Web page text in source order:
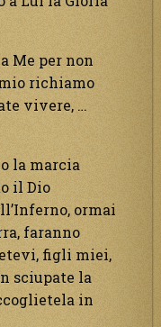
Me per non
richiamo
vivere, …
la marcia
il Dio
ormai
faranno
figli miei,
sciupate la
in